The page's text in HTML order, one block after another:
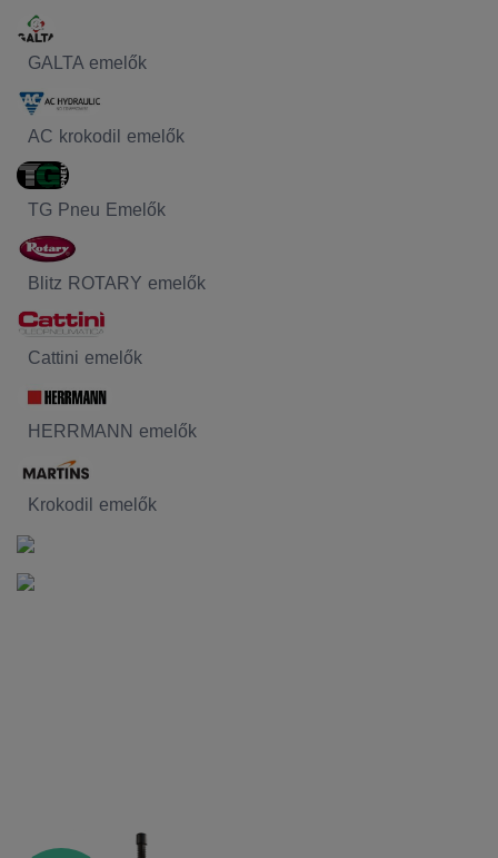
GALTA emelők
AC krokodil emelők
TG Pneu Emelők
Blitz ROTARY emelők
Cattini emelők
HERRMANN emelők
Krokodil emelők